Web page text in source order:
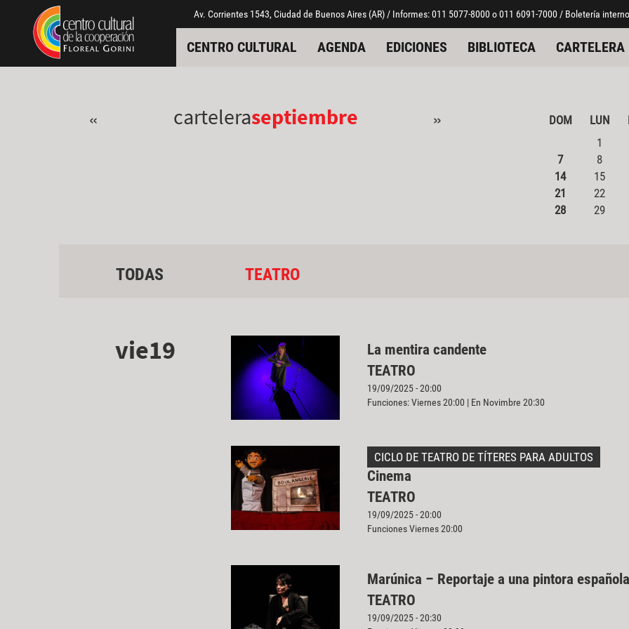
Pasar al contenido principal
Jump to main content Av. Corrientes 1543, Ciudad de Buenos Aires (AR) / Informes: 011 5077-8000 o 011 6091-7000 / Boletería
CENTRO CULTURAL AGENDA EDICIONES BIBLIOTECA CARTELERA
« carteleraseptiembre » DOM LUN
1
7
8
14
15
21
22
28
29
TODAS TEATRO
vie19
La mentira candente
TEATRO
19/09/2025 - 20:00
Funciones: Viernes 20:00 | En Novimbre 20:30
CICLO DE TEATRO DE TÍTERES PARA ADULTOS
Cinema
TEATRO
19/09/2025 - 20:00
Funciones Viernes 20:00
Marúnica – Reportaje a una pintora española
TEATRO
19/09/2025 - 20:30